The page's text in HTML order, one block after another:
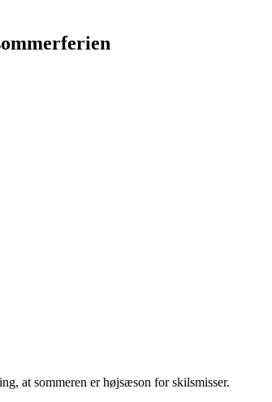
at sommeren er højsæson for skilsmisser.